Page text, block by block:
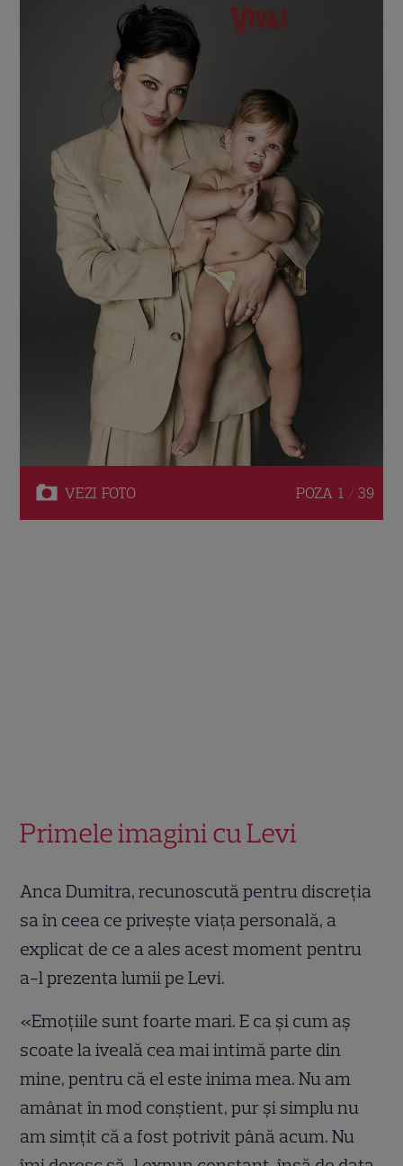
VEZI FOTO POZA 1 / 39
Primele imagini cu Levi
Anca Dumitra, recunoscută pentru discreția
sa în ceea ce privește viața personală, a
explicat de ce a ales acest moment pentru
a-l prezenta lumii pe Levi.
«Emoțiile sunt foarte mari. E ca și cum aș
scoate la iveală cea mai intimă parte din
mine, pentru că el este inima mea. Nu am
amânat în mod conștient, pur și simplu nu
am simțit că a fost potrivit până acum. Nu